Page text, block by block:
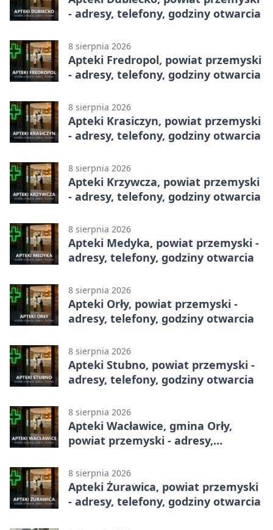
- adresy, telefony, godziny otwarcia
8 sierpnia 2026
Apteki Fredropol, powiat przemyski
- adresy, telefony, godziny otwarcia
8 sierpnia 2026
Apteki Krasiczyn, powiat przemyski
- adresy, telefony, godziny otwarcia
8 sierpnia 2026
Apteki Krzywcza, powiat przemyski
- adresy, telefony, godziny otwarcia
8 sierpnia 2026
Apteki Medyka, powiat przemyski -
adresy, telefony, godziny otwarcia
8 sierpnia 2026
Apteki Orły, powiat przemyski -
adresy, telefony, godziny otwarcia
8 sierpnia 2026
Apteki Stubno, powiat przemyski -
adresy, telefony, godziny otwarcia
8 sierpnia 2026
Apteki Wacławice, gmina Orły,
powiat przemyski - adresy,
8 sierpnia 2026
Apteki Żurawica, powiat przemyski
- adresy, telefony, godziny otwarcia